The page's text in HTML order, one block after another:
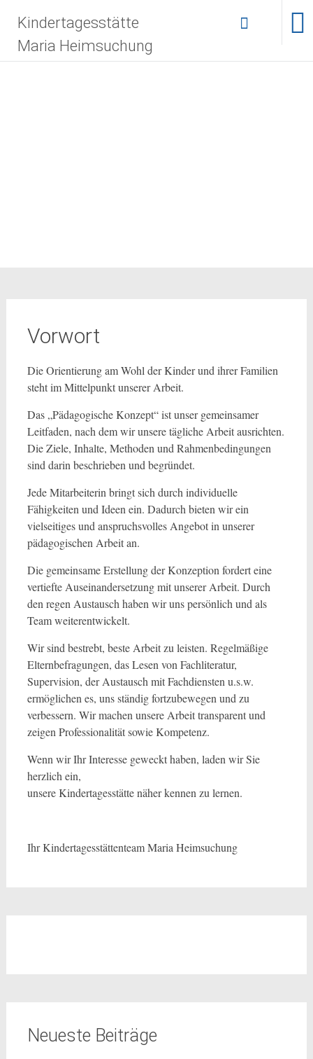
Inhalt
springen
Kindertagesstätte
Maria Heimsuchung
Vorwort
Die Orientierung am Wohl der Kinder und ihrer Familien
steht im Mittelpunkt unserer Arbeit.
Das „Pädagogische Konzept“ ist unser gemeinsamer
Leitfaden, nach dem wir unsere tägliche Arbeit ausrichten.
Die Ziele, Inhalte, Methoden und Rahmenbedingungen
sind darin beschrieben und begründet.
Jede Mitarbeiterin bringt sich durch individuelle
Fähigkeiten und Ideen ein. Dadurch bieten wir ein
vielseitiges und anspruchsvolles Angebot in unserer
pädagogischen Arbeit an.
Die gemeinsame Erstellung der Konzeption fordert eine
vertiefte Auseinandersetzung mit unserer Arbeit. Durch
den regen Austausch haben wir uns persönlich und als
Team weiterentwickelt.
Wir sind bestrebt, beste Arbeit zu leisten. Regelmäßige
Elternbefragungen, das Lesen von Fachliteratur,
Supervision, der Austausch mit Fachdiensten u.s.w.
ermöglichen es, uns ständig fortzubewegen und zu
verbessern. Wir machen unsere Arbeit transparent und
zeigen Professionalität sowie Kompetenz.
Wenn wir Ihr Interesse geweckt haben, laden wir Sie
herzlich ein,
unsere Kindertagesstätte näher kennen zu lernen.
Ihr Kindertagesstättenteam Maria Heimsuchung
Neueste Beiträge